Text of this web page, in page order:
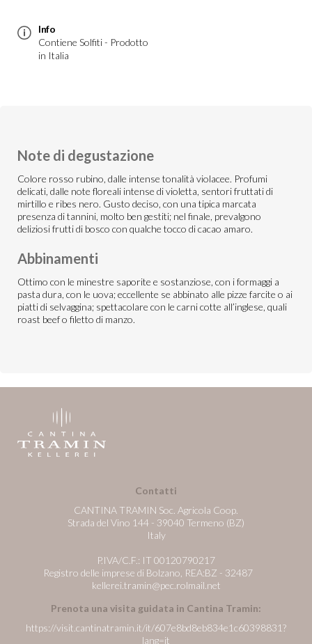
Info
Contiene Solfiti - Prodotto
in Italia
Note di degustazione
Colore rosso rubino, dalle intense tonalità violacee. Profumi
delicati, dalle note floreali intense di violetta, sentori fruttati di
mirtillo e ribes nero. Gusto deciso, con una tipica marcata
presenza di tannini, molto ben gestiti; nel finale, prevalgono
deliziosi frutti di bosco con qualche tocco di cacao amaro.
Abbinamenti
Ottimo con le minestre saporite e sostanziose, con i formaggi a
pasta dura, con le uova; eccellente se abbinato alle pizze farcite o ai
piatti di selvaggina; spettacolare con le carni cotte all’inglese, quali
roast beef o filetto di manzo.
Contatti
CANTINA TRAMIN Soc. Agricola Coop.
Strada del Vino 144 - 39040 Termeno (BZ)
Italy
P.IVA/C.F.: IT 00120790217
Registro delle imprese di Bolzano, REA:BZ - 32487
kellerei.tramin@pec.rolmail.net
Prenota una visita guidata in Cantina Tramin:
https://visit.cantinatramin.it/it/607e8bd8eb834e1c60398831?
lang=it